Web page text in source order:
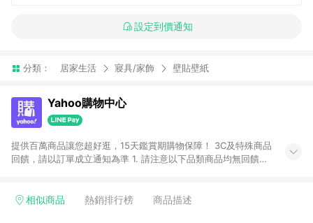
設定到價通知
分類： 居家生活 寢具/家飾 壁貼壁紙
Yahoo購物中心
提供百萬商品讓您超好逛，15天鑑賞期購物保障！ 3C及特殊商品
回饋，請以訂單成立通知為準 1. 請注意以下品類商品均無回饋：
電玩/遊戲/相機/單眼/鏡頭/拍立得 [2024/6/1起適用] -內接硬
相似商品 熱銷排行榜 商品描述